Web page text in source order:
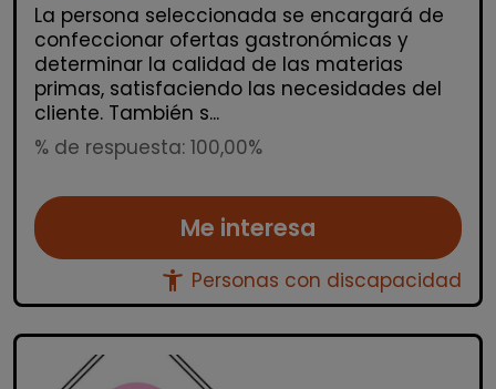
La persona seleccionada se encargará de
confeccionar ofertas gastronómicas y
determinar la calidad de las materias
primas, satisfaciendo las necesidades del
cliente. También s...
% de respuesta: 100,00%
Me interesa
accessibility_new Personas con discapacidad